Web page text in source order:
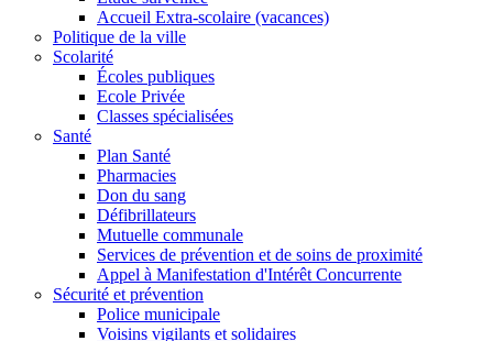
Accueil Extra-scolaire (vacances)
Politique de la ville
Scolarité
Écoles publiques
Ecole Privée
Classes spécialisées
Santé
Plan Santé
Pharmacies
Don du sang
Défibrillateurs
Mutuelle communale
Services de prévention et de soins de proximité
Appel à Manifestation d'Intérêt Concurrente
Sécurité et prévention
Police municipale
Voisins vigilants et solidaires